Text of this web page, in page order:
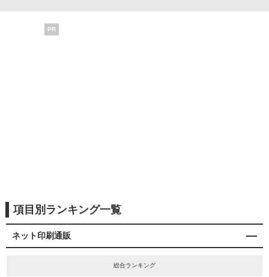
PR
項目別ランキング一覧
ネット印刷通販
総合ランキング